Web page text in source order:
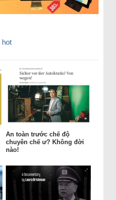
hot
An toàn trước chế độ
chuyên chế ư? Không đời
nào!